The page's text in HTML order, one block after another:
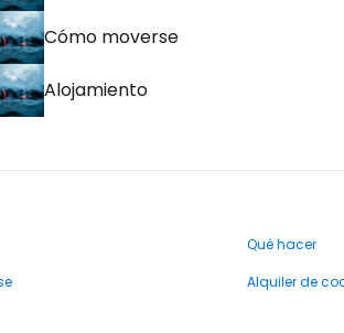
Cómo moverse
Alojamiento
Qué hacer
Alquiler de